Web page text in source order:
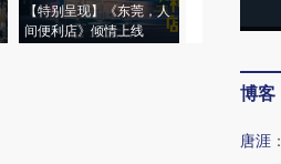
【特别呈现】《东莞，人
间便利店》倾情上线
博客
唐涯 ：